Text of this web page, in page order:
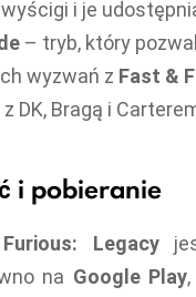
i je
– tryb, który
wyzwań z Fast &
DK, Bragą i
i pobieranie
Legacy
na Google Play